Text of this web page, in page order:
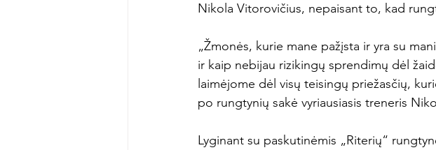
Nikola Vitorovičius, nepaisant to, kad
„Žmonės, kurie mane pažįsta ir yra su
ir kaip nebijau rizikingų sprendimų dėl
laimėjome dėl visų teisingų priežasčių,
po rungtynių sakė vyriausiasis treneris
Lyginant su paskutinėmis „Riterių“